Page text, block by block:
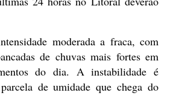
moderada a fraca, com
de chuvas mais fortes em
do dia. A instabilidade é
de umidade que chega do